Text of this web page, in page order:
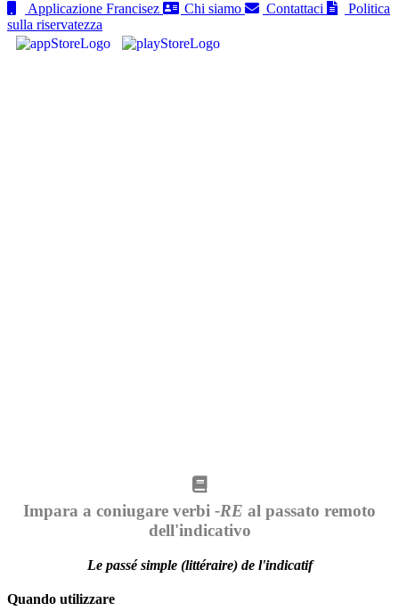
Applicazione Francisez
Chi siamo Contattaci
Politica
sulla riservatezza
Impara a coniugare verbi -RE al passato remoto
dell'indicativo
Le passé simple (littéraire) de l'indicatif
Quando utilizzare